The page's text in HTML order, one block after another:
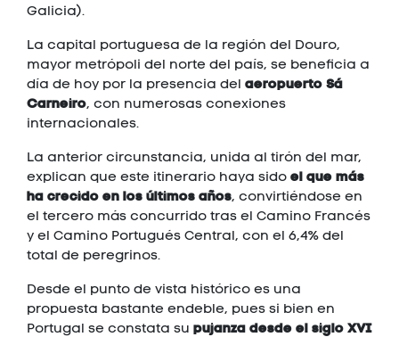
Galicia).
La capital portuguesa de la región del Douro,
mayor metrópoli del norte del país, se beneficia a
día de hoy por la presencia del aeropuerto Sá
Carneiro, con numerosas conexiones
internacionales.
La anterior circunstancia, unida al tirón del mar,
explican que este itinerario haya sido el que más
ha crecido en los últimos años, convirtiéndose en
el tercero más concurrido tras el Camino Francés
y el Camino Portugués Central, con el 6,4% del
total de peregrinos.
Desde el punto de vista histórico es una
propuesta bastante endeble, pues si bien en
Portugal se constata su pujanza desde el siglo XVI